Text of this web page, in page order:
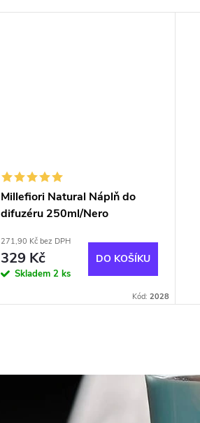
Millefiori Natural Náplň do
difuzéru 250ml/Nero
271,90 Kč bez DPH
329 Kč
Skladem 2 ks
DO KOŠÍKU
Kód: 2028